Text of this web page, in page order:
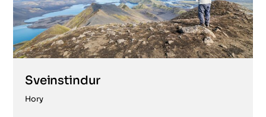
Sveinstindur
Hory